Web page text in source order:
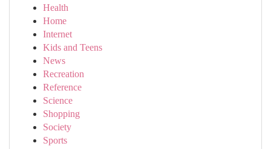
Health
Home
Internet
Kids and Teens
News
Recreation
Reference
Science
Shopping
Society
Sports